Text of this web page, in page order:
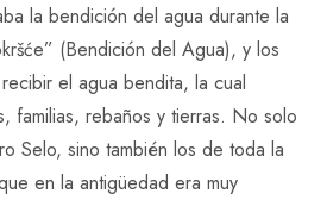
la bendición del agua durante la
(Bendición del Agua), y los
el agua bendita, la cual
familias, rebaños y tierras. No solo
Selo, sino también los de toda la
en la antigüedad era muy